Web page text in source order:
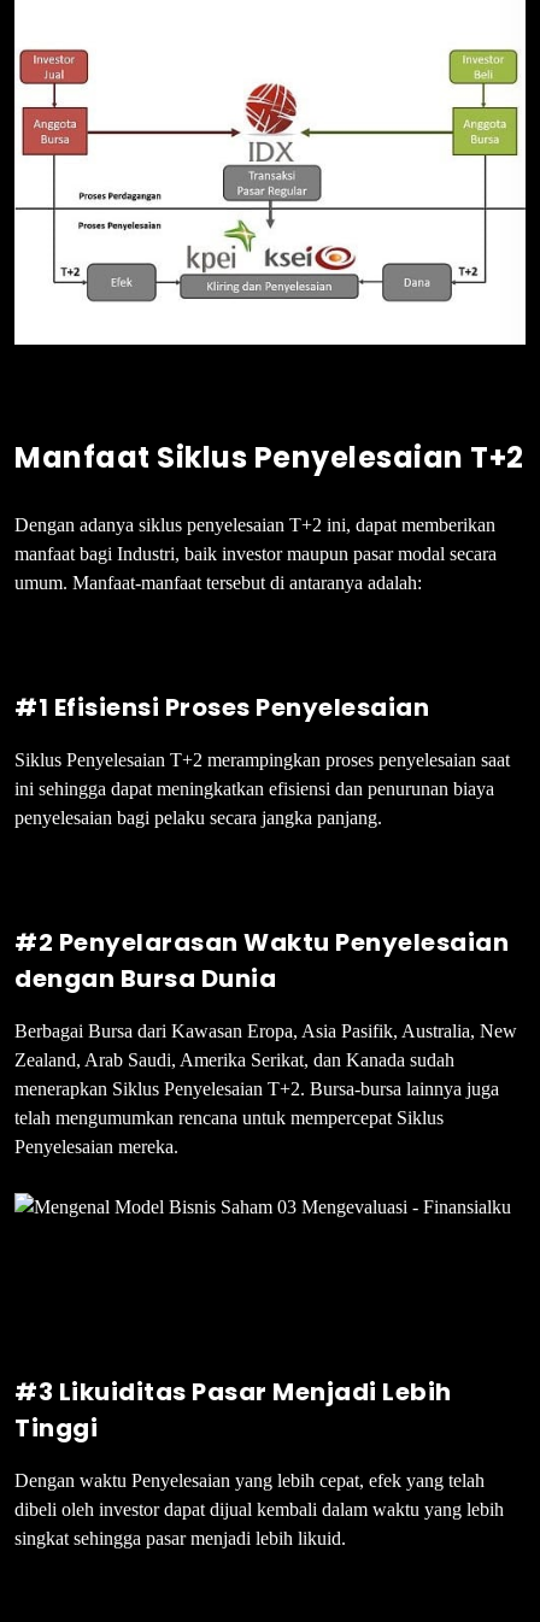
Manfaat Siklus Penyelesaian T+2
Dengan adanya siklus penyelesaian T+2 ini, dapat memberikan
manfaat bagi Industri, baik investor maupun pasar modal secara
umum. Manfaat-manfaat tersebut di antaranya adalah:
#1 Efisiensi Proses Penyelesaian
Siklus Penyelesaian T+2 merampingkan proses penyelesaian saat
ini sehingga dapat meningkatkan efisiensi dan penurunan biaya
penyelesaian bagi pelaku secara jangka panjang.
#2 Penyelarasan Waktu Penyelesaian
dengan Bursa Dunia
Berbagai Bursa dari Kawasan Eropa, Asia Pasifik, Australia, New
Zealand, Arab Saudi, Amerika Serikat, dan Kanada sudah
menerapkan Siklus Penyelesaian T+2. Bursa-bursa lainnya juga
telah mengumumkan rencana untuk mempercepat Siklus
Penyelesaian mereka.
#3 Likuiditas Pasar Menjadi Lebih
Tinggi
Dengan waktu Penyelesaian yang lebih cepat, efek yang telah
dibeli oleh investor dapat dijual kembali dalam waktu yang lebih
singkat sehingga pasar menjadi lebih likuid.